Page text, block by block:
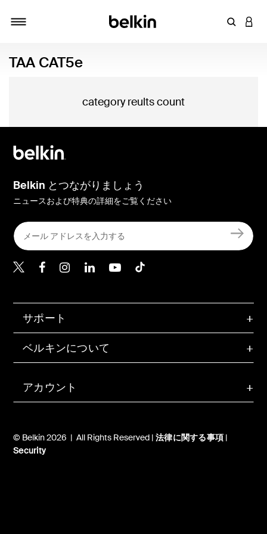
キーワアカ
TAA CAT5e
category reults count
アカウント
サポート
ベルキンについて
© Belkin 2026 | All Rights Reserved | 法律に関する事項 |
Security
Belkin とつながりましょう
ニュースおよび特典の詳細をご覧ください
Belkin Twitter
Belkin Facebook
Belkin Instagram
Belkin LinkedIn
Belkin Youtube
Belkin TikTok